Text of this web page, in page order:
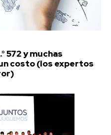
572 y muchas
costo (los expertos